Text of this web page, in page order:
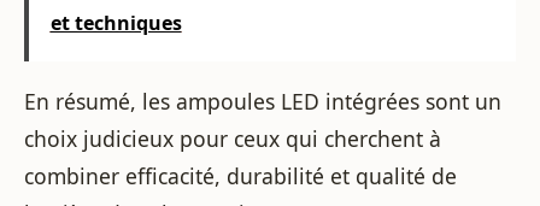
et techniques
En résumé, les ampoules LED intégrées sont un
choix judicieux pour ceux qui cherchent à
combiner efficacité, durabilité et qualité de